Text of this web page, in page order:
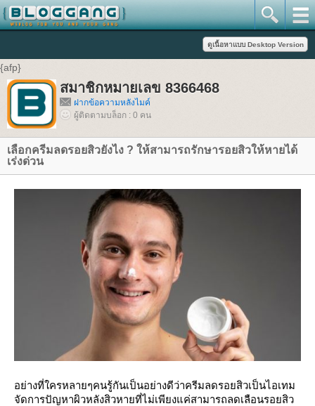
{afp}
สมาชิกหมายเลข 8366468
ฝากข้อความหลังไมค์
ผู้ติดตามบล็อก : 0 คน
เลือกครีมลดรอยสิวยังไง ? ให้สามารถรักษารอยสิวให้หายได้
เร่งด่วน
อย่างที่ใครหลายๆคนรู้กันเป็นอย่างดีว่าครีมลดรอยสิวเป็นไอเทม
จัดการปัญหาผิวหลังสิวหายที่ไม่เพียงแค่สามารถลดเลือนรอยสิว